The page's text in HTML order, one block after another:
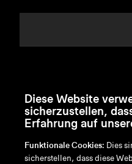
Diese Website
sicherzustellen,
Erfahrung auf
Funktionale Cookies: Dies
sicherstellen, dass diese